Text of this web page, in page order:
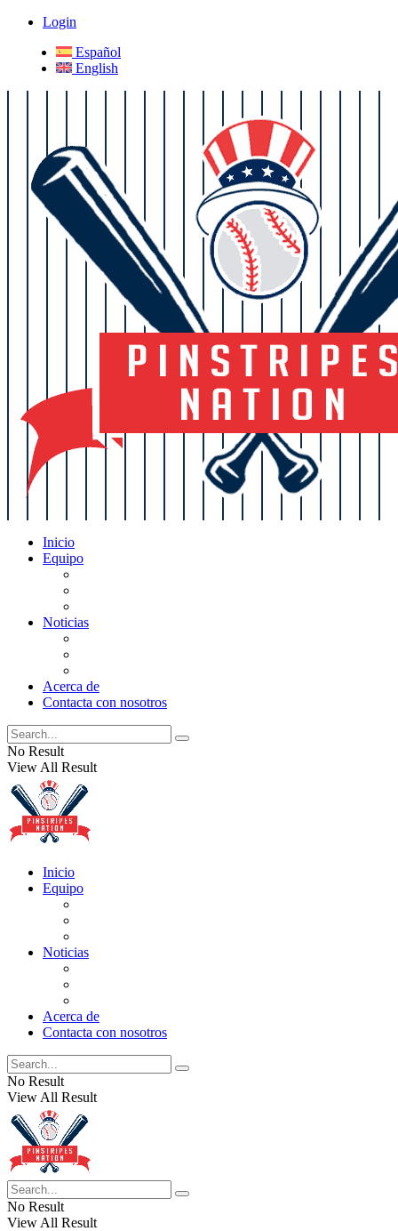
Login
Español
English
Inicio
Equipo
Noticias
Acerca de
Contacta con nosotros
No Result
View All Result
Inicio
Equipo
Noticias
Acerca de
Contacta con nosotros
No Result
View All Result
No Result
View All Result